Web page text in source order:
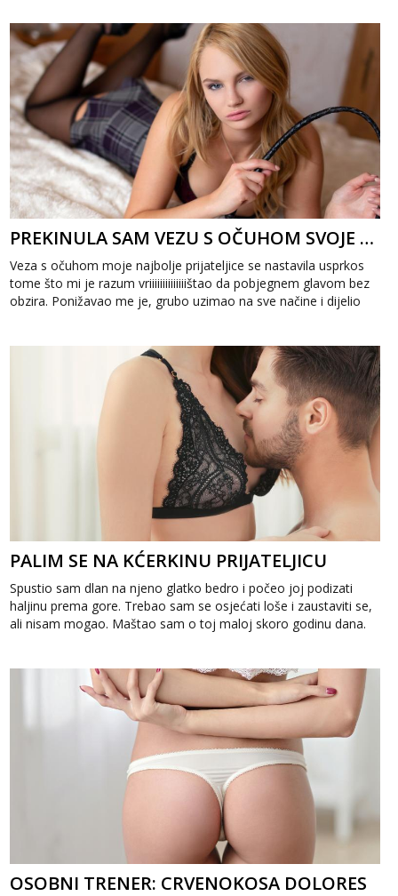
PREKINULA SAM VEZU S OČUHOM SVOJE NAJBOLJE PRIJATELJICE
Veza s očuhom moje najbolje prijateljice se nastavila usprkos
tome što mi je razum vriiiiiiiiiiiiiištao da pobjegnem glavom bez
obzira. Ponižavao me je, grubo uzimao na sve načine i dijelio
PALIM SE NA KĆERKINU PRIJATELJICU
Spustio sam dlan na njeno glatko bedro i počeo joj podizati
haljinu prema gore. Trebao sam se osjećati loše i zaustaviti se,
ali nisam mogao. Maštao sam o toj maloj skoro godinu dana.
OSOBNI TRENER: CRVENOKOSA DOLORES